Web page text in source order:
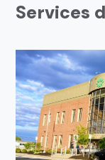
Services